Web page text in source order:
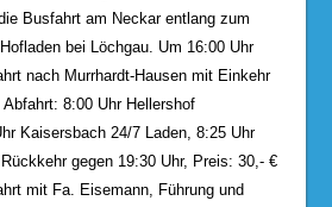
Busfahrt am Neckar entlang zum
bei Löchgau. Um 16:00 Uhr
nach Murrhardt-Hausen mit Einkehr
Abfahrt: 8:00 Uhr Hellershof
Kaisersbach 24/7 Laden, 8:25 Uhr
gegen 19:30 Uhr, Preis: 30,- €
mit Fa. Eisemann, Führung und